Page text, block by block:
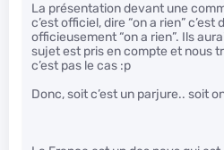
La présentation devant une
c’est officiel, dire “on a rien”
officieusement “on a rien”. Ils
sujet est pris en compte et nous
c’est pas le cas :p
Donc, soit c’est un parjure.. soit